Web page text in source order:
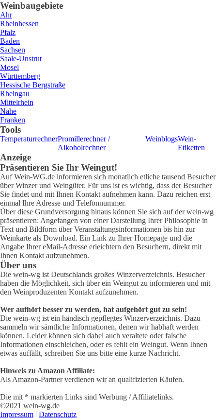
Weinbaugebiete
Ahr
Rheinhessen
Pfalz
Baden
Sachsen
Saale-Unstrut
Mosel
Württemberg
Hessische Bergstraße
Rheingau
Mittelrhein
Nahe
Franken
Tools
TemperaturrechnerPromillerechner /
Alkoholrechner
WeinblogsWein-
Etiketten
Anzeige
Präsentieren Sie Ihr Weingut!
Auf Wein-WG.de informieren sich monatlich etliche tausend Besucher
über Winzer und Weingüter. Für uns ist es wichtig, dass der Besucher
Sie findet und mit Ihnen Kontakt aufnehmen kann. Dazu reichen erst
einmal Ihre Adresse und Telefonnummer.
Über diese Grundversorgung hinaus können Sie sich auf der wein-wg
präsentieren: Angefangen von einer Darstellung Ihrer Philosophie in
Text und Bildform über Veranstaltungsinformationen bis hin zur
Weinkarte als Download. Ein Link zu Ihrer Homepage und die
Angabe Ihrer eMail-Adresse erleichtern den Besuchern, direkt mit
Ihnen Kontakt aufzunehmen.
Über uns
Die wein-wg ist Deutschlands großes Winzerverzeichnis. Besucher
haben die Möglichkeit, sich über ein Weingut zu informieren und mit
den Weinproduzenten Kontakt aufzunehmen.
Wer aufhört besser zu werden, hat aufgehört gut zu sein!
Die wein-wg ist ein händisch gepflegtes Winzerverzeichnis. Dazu
sammeln wir sämtliche Informationen, denen wir habhaft werden
können. Leider können sich dabei auch veraltete oder falsche
Informationen einschleichen, oder es fehlt ein Weingut. Wenn Ihnen
etwas auffällt, schreiben Sie uns bitte eine kurze Nachricht.
Hinweis zu Amazon Affiliate:
Als Amazon-Partner verdienen wir an qualifizierten Käufen.
Die mit * markierten Links sind Werbung / Affiliatelinks.
©2021 wein-wg.de
Impressum | Datenschutz